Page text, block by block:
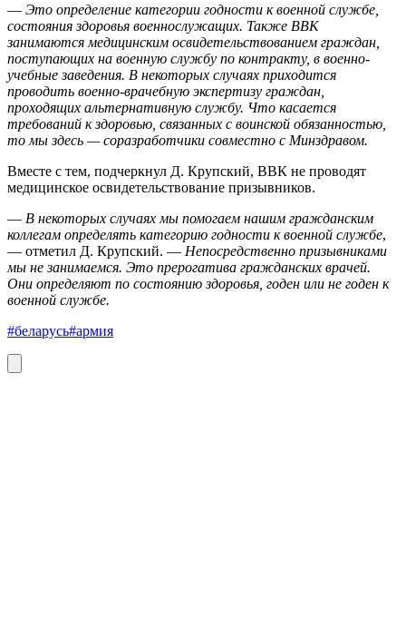
— Это определение категории годности к военной службе,
состояния здоровья военнослужащих. Также ВВК
занимаются медицинским освидетельствованием граждан,
поступающих на военную службу по контракту, в военно-
учебные заведения. В некоторых случаях приходится
проводить военно-врачебную экспертизу граждан,
проходящих альтернативную службу. Что касается
требований к здоровью, связанных с воинской обязанностью,
то мы здесь — соразработчики совместно с Минздравом.
Вместе с тем, подчеркнул Д. Крупский, ВВК не проводят
медицинское освидетельствование призывников.
— В некоторых случаях мы помогаем нашим гражданским
коллегам определять категорию годности к военной службе,
— отметил Д. Крупский. — Непосредственно призывниками
мы не занимаемся. Это прерогатива гражданских врачей.
Они определяют по состоянию здоровья, годен или не годен к
военной службе.
#беларусь#армия